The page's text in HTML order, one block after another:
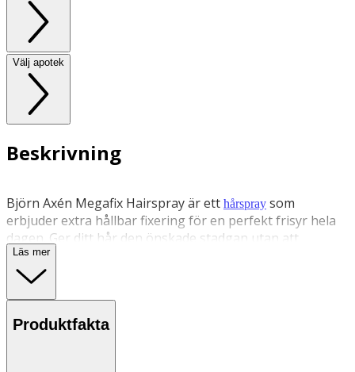
Välj apotek
Beskrivning
Björn Axén Megafix Hairspray är ett hårspray som
erbjuder extra hållbar fixering för en perfekt frisyr hela
dagen. Ger ditt hår den önskade stadgan utan att
kompromissa med lyster och naturlig rörlighet. Trots den
höga stadgan är den lätt att borsta ur och lämnar inga
Användning
Läs mer
Produktfakta